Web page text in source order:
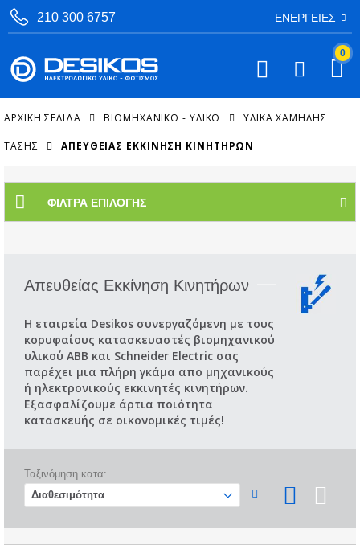
210 300 6757 ΕΝΈΡΓΕΙΕΣ
0
ΑΡΧΙΚΉ ΣΕΛΊΔΑ ΒΙΟΜΗΧΑΝΙΚΟ - ΥΛΙΚΟ ΥΛΙΚΆ ΧΑΜΗΛΉΣ
ΤΆΣΗΣ ΑΠΕΥΘΕΊΑΣ ΕΚΚΊΝΗΣΗ ΚΙΝΗΤΉΡΩΝ
ΦΊΛΤΡΑ ΕΠΙΛΟΓΉΣ
Απευθείας Εκκίνηση Κινητήρων
Η εταιρεία Desikos συνεργαζόμενη με τους
κορυφαίους κατασκευαστές βιομηχανικού
υλικού ABB και Schneider Electric σας
παρέχει μια πλήρη γκάμα απο μηχανικούς
ή ηλεκτρονικούς εκκινητές κινητήρων.
Εξασφαλίζουμε άρτια ποιότητα
κατασκευής σε οικονομικές τιμές!
Ταξινόμηση κατα: